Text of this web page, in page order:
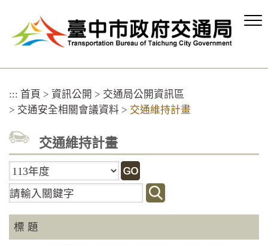
容
::: 首頁 > 資訊公開 > 交通局公開資訊區
> 交通安全相關會議資料 > 交通維持計畫
交通維持計畫
鍵
字
搜
標 題